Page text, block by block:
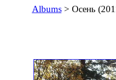
Albums> Осень